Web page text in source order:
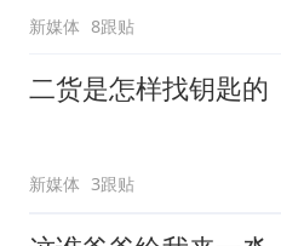
新媒体 8跟贴
二货是怎样找钥匙的
新媒体 3跟贴